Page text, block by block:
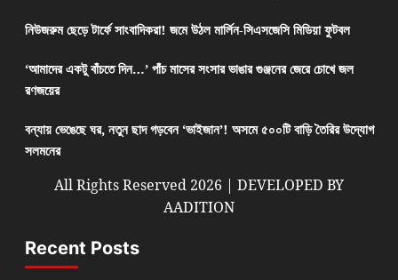
নিউজরুম ছেড়ে টার্ফে সাংবাদিকরা! জমে উঠল মার্লিন-সিএসজেসি মিডিয়া ফুটবল
‘আমাদের একটু বাঁচতে দিন…’ পাঁচ মাসের সংসার ভাঙার গুঞ্জনের জেরে চোখে জল
রণজয়ের
বন্যায় ভেঙেছে ঘর, নতুন ছাদ গড়বেন ‘ভাইজান’! অসমে ৫০০টি বাড়ি তৈরির উদ্যোগ
সলমনের
All Rights Reserved 2026 | DEVELOPED BY
AADITION
Recent Posts